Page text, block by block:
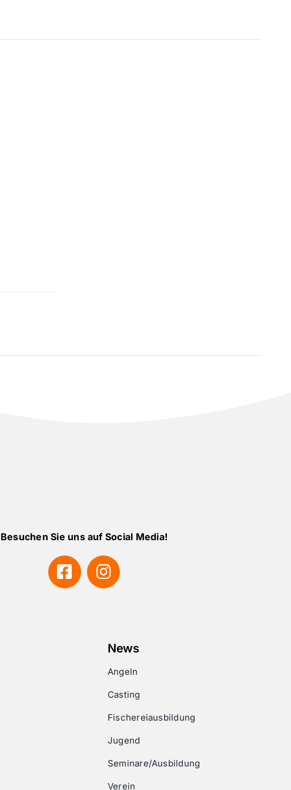
Besuchen Sie uns auf Social Media!
News
Angeln
Casting
Fischereiausbildung
Jugend
Seminare/Ausbildung
Verein